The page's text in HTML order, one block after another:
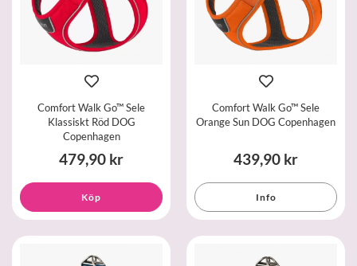
Comfort Walk Go™ Sele
Klassiskt Röd DOG
Copenhagen
479,90 kr
Köp
Comfort Walk Go™ Sele
Orange Sun DOG Copenhagen
439,90 kr
Info